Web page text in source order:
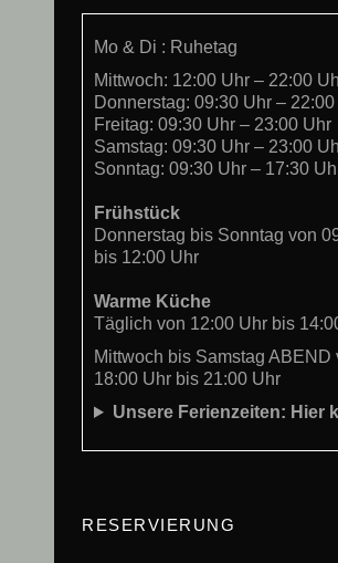
Mo & Di : Ruhetag
Mittwoch: 12:00 Uhr – 22:00
Donnerstag: 09:30 Uhr –
Freitag: 09:30 Uhr – 23:00 Uhr
Samstag: 09:30 Uhr – 23:00
Sonntag: 09:30 Uhr – 17:30
Frühstück
Donnerstag bis Sonntag von
bis 12:00 Uhr
Warme Küche
Täglich von 12:00 Uhr bis
Mittwoch bis Samstag ABEND
18:00 Uhr bis 21:00 Uhr
Unsere Ferienzeiten: Hier
RESERVIERUNG